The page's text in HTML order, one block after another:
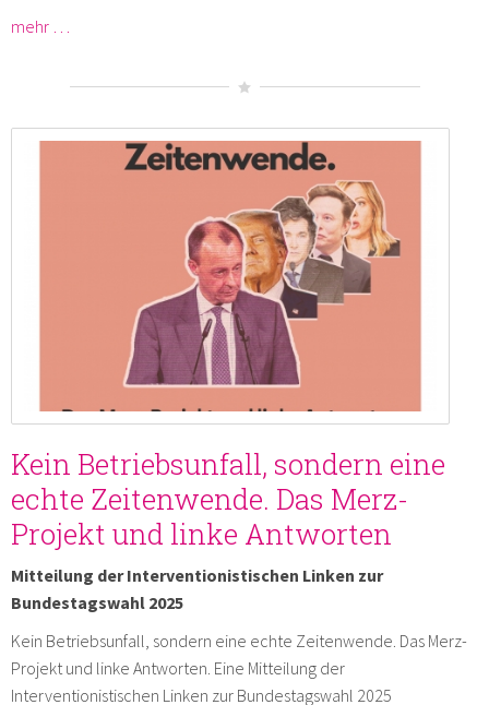
mehr …
Kein Betriebsunfall, sondern eine
echte Zeitenwende. Das Merz-
Projekt und linke Antworten
Mitteilung der Interventionistischen Linken zur
Bundestagswahl 2025
Kein Betriebsunfall, sondern eine echte Zeitenwende. Das Merz-
Projekt und linke Antworten. Eine Mitteilung der
Interventionistischen Linken zur Bundestagswahl 2025